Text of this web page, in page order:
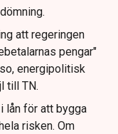
att regeringen
pengar"
energipolitisk
till TN.
lån för att bygga
risken. Om